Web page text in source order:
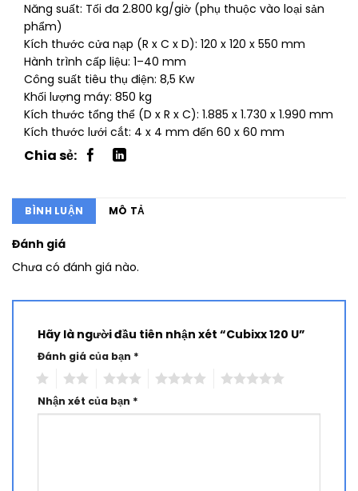
Năng suất: Tối đa 2.800 kg/giờ (phụ thuộc vào loại sản
phẩm)
Kích thước cửa nạp (R x C x D): 120 x 120 x 550 mm
Hành trình cấp liệu: 1–40 mm
Công suất tiêu thụ điện: 8,5 Kw
Khối lượng máy: 850 kg
Kích thước tổng thể (D x R x C): 1.885 x 1.730 x 1.990 mm
Kích thước lưới cắt: 4 x 4 mm đến 60 x 60 mm
BÌNH LUẬN MÔ TẢ
Đánh giá
Chưa có đánh giá nào.
Hãy là người đầu tiên nhận xét “Cubixx 120 U”
Đánh giá của bạn *
Nhận xét của bạn *